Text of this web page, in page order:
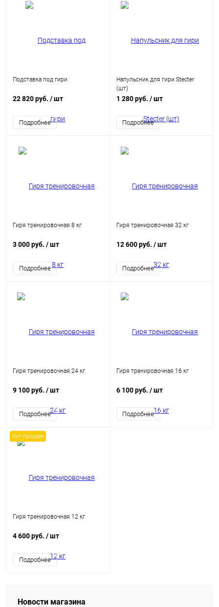
Подставка под гири
22 820 руб. / шт
Подробнее
Напульсник для гири Stecter
(шт)
1 280 руб. / шт
Подробнее
Гиря тренировочная 8 кг
3 000 руб. / шт
Подробнее
Гиря тренировочная 32 кг
12 600 руб. / шт
Подробнее
Гиря тренировочная 24 кг
9 100 руб. / шт
Подробнее
Гиря тренировочная 16 кг
6 100 руб. / шт
Подробнее
Хит продаж
Гиря тренировочная 12 кг
4 600 руб. / шт
Подробнее
Новости магазина